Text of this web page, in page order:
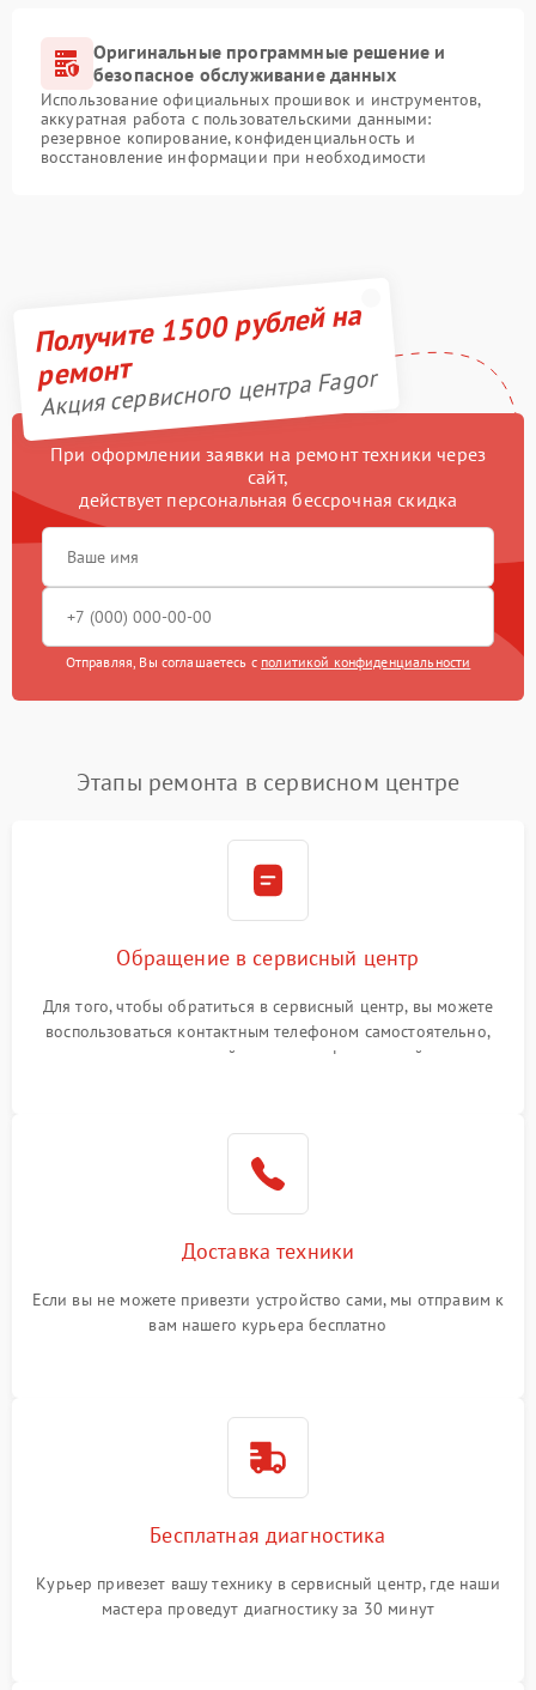
Оригинальные программные решение и
безопасное обслуживание данных
Использование официальных прошивок и инструментов,
аккуратная работа с пользовательскими данными:
резервное копирование, конфиденциальность и
восстановление информации при необходимости
Получите 1500 рублей на
ремонт
Акция сервисного центра Fagor
При оформлении заявки на ремонт техники через
сайт,
действует персональная бессрочная скидка
Отправляя, Вы соглашаетесь с политикой конфиденциальности
Этапы ремонта в сервисном центре
Обращение в сервисный центр
Для того, чтобы обратиться в сервисный центр, вы можете
воспользоваться контактным телефоном самостоятельно,
или оставить свой номер телефона на сайте
Доставка техники
Если вы не можете привезти устройство сами, мы отправим к
вам нашего курьера бесплатно
Бесплатная диагностика
Курьер привезет вашу технику в сервисный центр, где наши
мастера проведут диагностику за 30 минут